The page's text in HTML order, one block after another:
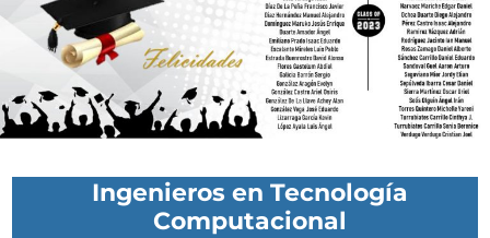
Ingenieros en Tecnología
Computacional